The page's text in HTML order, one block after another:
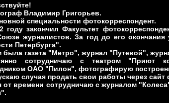
Владимир Григорьев.
специальности фотокорреспондент.
году закончил Факультет
журналистов. За год до его окончания
Петербурга".
была газета "Метро", журнал "Путевой",
сотрудничаю с театром "Приют
ОАО "Пилон", фотографирую
случая продать свои работы через сайт
от времени сотрудничаю с журналом